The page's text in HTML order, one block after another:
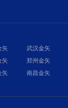
矢
武汉金矢
矢
郑州金矢
矢
南昌金矢